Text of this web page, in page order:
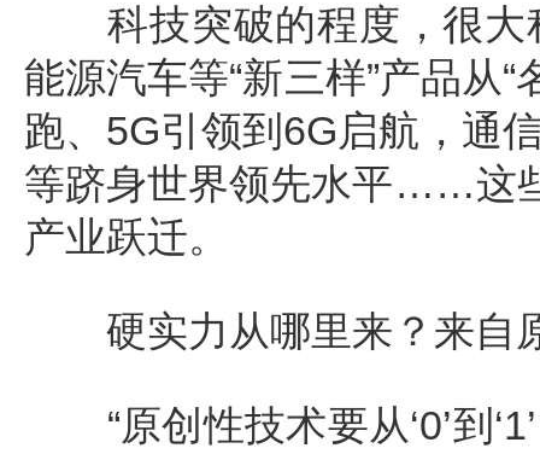
科技突破的程度，很大
能源汽车等“新三样”产品从
跑、5G引领到6G启航，通
等跻身世界领先水平……这
产业跃迁。
硬实力从哪里来？来自
“原创性技术要从‘0’到